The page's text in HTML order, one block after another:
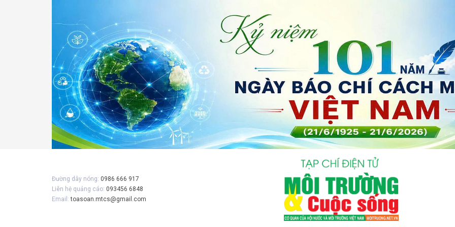
Đường dây nóng: 0986 666 917
Liên hệ quảng cáo: 093456 6848
Email:toasoan.mtcs@gmail.com
Gửi bình luận